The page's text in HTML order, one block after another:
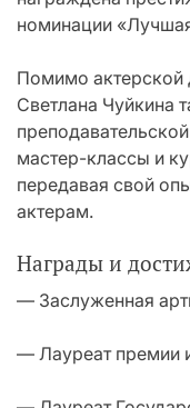
номинации
Помимо актерской
Светлана Чуйкина
мастер-классы и
передавая свой
актерам.
Награды и
— Заслуженная
— Лауреат премии